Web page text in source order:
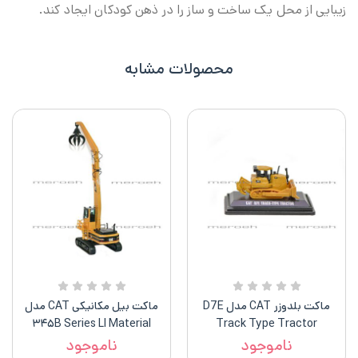
زیبایی از محل یک ساخت و ساز را در ذهن کودکان ایجاد کند.
محصولات مشابه
ماکت بلدوزر CAT مدل D7E
Track Type Tractor
ناموجود
ماکت بیل مکانیکی CAT مدل
۳۴۵B Series Ll Material
Handler
ناموجود